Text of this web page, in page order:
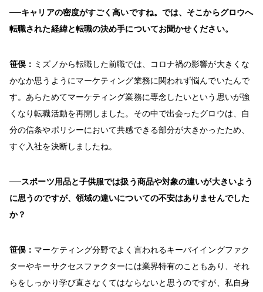
──キャリアの密度がすごく高いですね。では、そこからグロウへ
転職された経緯と転職の決め手についてお聞かせください。
笹俣： ミズノから転職した前職では、コロナ禍の影響が大きくな
かなか思うようにマーケティング業務に関われず悩んでいたんで
す。あらためてマーケティング業務に専念したいという思いが強
くなり転職活動を再開しました。その中で出会ったグロウは、自
分の信条やポリシーにおいて共感できる部分が大きかったため、
すぐ入社を決断しましたね。
──スポーツ用品と子供服では扱う商品や対象の違いが大きいよう
に思うのですが、領域の違いについての不安はありませんでした
か？
笹俣： マーケティング分野でよく言われるキーバイイングファク
ターやキーサクセスファクターには業界特有のこともあり、それ
らをしっかり学び直さなくてはならないと思うのですが、私自身